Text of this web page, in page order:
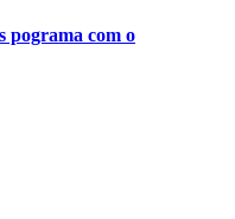
pograma com o